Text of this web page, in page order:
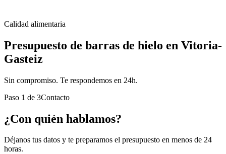
Calidad alimentaria
Presupuesto de barras de hielo en Vitoria-
Gasteiz
Sin compromiso. Te respondemos en 24h.
Paso 1 de 3Contacto
¿Con quién hablamos?
Déjanos tus datos y te preparamos el presupuesto en menos de 24
horas.